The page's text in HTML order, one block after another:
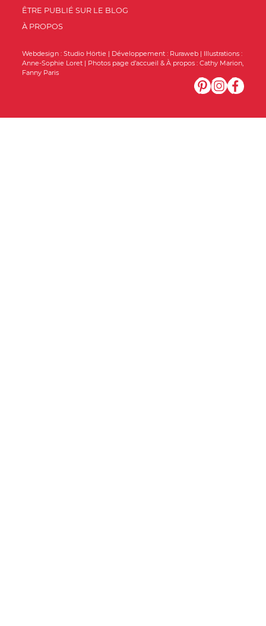
ÊTRE PUBLIÉ SUR LE BLOG
À PROPOS
Webdesign :Studio Hörtie | Développement : Ruraweb | Illustrations :
Anne-Sophie Loret | Photos page d’accueil & À propos :Cathy Marion,
Fanny Paris